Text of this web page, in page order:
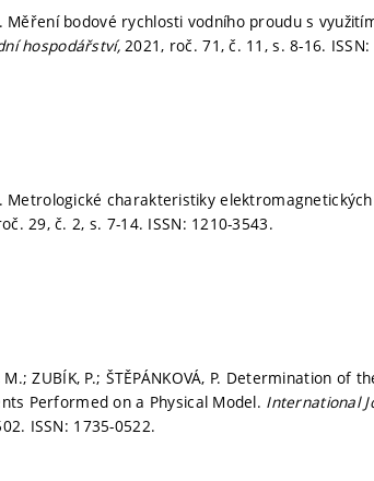
Měření bodové rychlosti vodního proudu s
hospodářství, 2021, roč. 71, č. 11,s. 8-16.
J. Metrologické charakteristiky
29, č. 2, s. 7-14. ISSN: 1210-3543.
M.; ZUBÍK, P.; ŠTĚPÁNKOVÁ, P. Determination of
Performed on a Physical Model. International
ISSN: 1735-0522.